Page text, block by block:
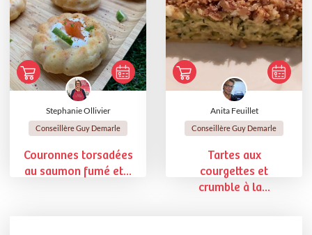
Stephanie Ollivier
Conseillère Guy Demarle
Couronnes torsadées
au saumon fumé et...
Anita Feuillet
Conseillère Guy Demarle
Tartes aux
courgettes et
crumble à la...